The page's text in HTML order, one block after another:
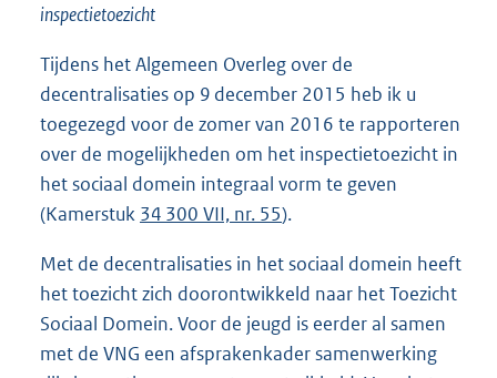
inspectietoezicht
Tijdens het Algemeen Overleg over de
decentralisaties op 9 december 2015 heb ik u
toegezegd voor de zomer van 2016 te rapporteren
over de mogelijkheden om het inspectietoezicht in
het sociaal domein integraal vorm te geven
(Kamerstuk 34 300 VII, nr. 55).
Met de decentralisaties in het sociaal domein heeft
het toezicht zich doorontwikkeld naar het Toezicht
Sociaal Domein. Voor de jeugd is eerder al samen
met de VNG een afsprakenkader samenwerking